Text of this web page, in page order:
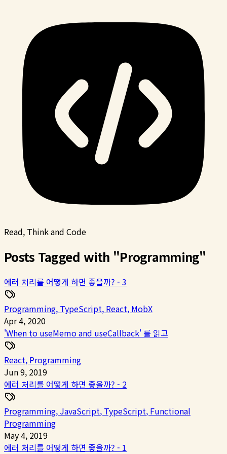
Read, Think and Code
Posts Tagged with "Programming"
에러 처리를 어떻게 하면 좋을까? - 3
Programming, TypeScript, React, MobX
Apr 4, 2020
'When to useMemo and useCallback' 를 읽고
React, Programming
Jun 9, 2019
에러 처리를 어떻게 하면 좋을까? - 2
Programming, JavaScript, TypeScript, Functional
Programming
May 4, 2019
에러 처리를 어떻게 하면 좋을까? - 1